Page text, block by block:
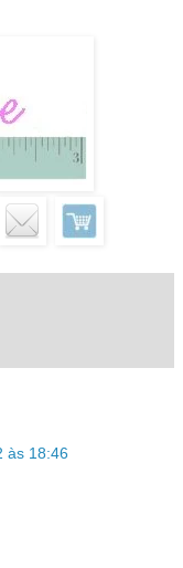
às 18:46